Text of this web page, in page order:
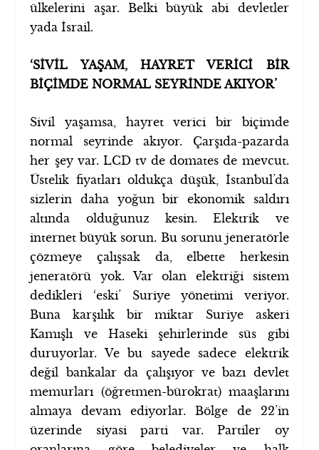
ülkelerini aşar. Belki büyük abi devletler
yada İsrail.
‘SİVİL YAŞAM, HAYRET VERİCİ BİR
BİÇİMDE NORMAL SEYRİNDE AKIYOR’
Sivil yaşamsa, hayret verici bir biçimde
normal seyrinde akıyor. Çarşıda-pazarda
her şey var. LCD tv de domates de mevcut.
Üstelik fiyatları oldukça düşük, İstanbul’da
sizlerin daha yoğun bir ekonomik saldırı
altında olduğunuz kesin. Elektrik ve
internet büyük sorun. Bu sorunu jeneratörle
çözmeye çalışsak da, elbette herkesin
jeneratörü yok. Var olan elektriği sistem
dedikleri ‘eski’ Suriye yönetimi veriyor.
Buna karşılık bir miktar Suriye askeri
Kamışlı ve Haseki şehirlerinde süs gibi
duruyorlar. Ve bu sayede sadece elektrik
değil bankalar da çalışıyor ve bazı devlet
memurları (öğretmen-bürokrat) maaşlarını
almaya devam ediyorlar. Bölge de 22’in
üzerinde siyasi parti var. Partiler oy